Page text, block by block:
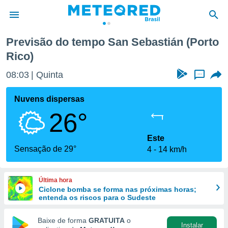
da
por
para
fornecidas
e
forma
Previsão do tempo San Sebastián (Porto
Rico)
08:03 Quinta ...
Nuvens dispersas
26°
Sensação de 29°
Este
4
14 km/h
Última hora
Ciclone bomba se forma nas próximas horas;
entenda os riscos para o Sudeste
Baixe de forma GRATUITA o
Instalar